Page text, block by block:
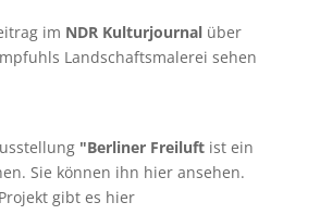
im NDR Kulturjournalüber
Landschaftsmalerei sehen
"Berliner Freiluftist ein
Sie können ihn hieransehen.
gibt es hier